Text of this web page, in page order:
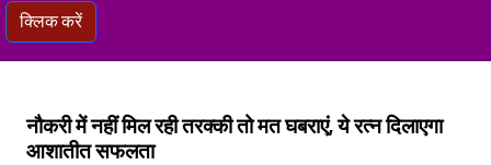
क्लिक करें
नौकरी में नहीं मिल रही तरक्की तो मत घबराएं, ये रत्न दिलाएगा
आशातीत सफलता